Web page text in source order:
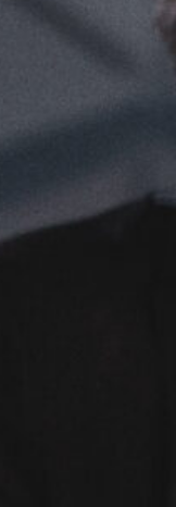
TEATRO KASA
PRISIJUNGTI